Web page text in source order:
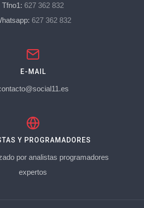
Tfno1: 627 362 832
627 362 832
E-MAIL
Y PROGRAMADORES
por analistas programadores
expertos